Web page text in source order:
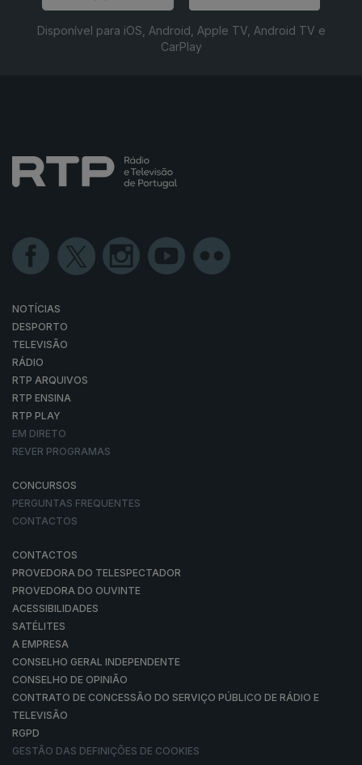
Disponível para iOS, Android, Apple TV, Android TV e
CarPlay
NOTÍCIAS
DESPORTO
TELEVISÃO
RÁDIO
RTP ARQUIVOS
RTP ENSINA
RTP PLAY
EM DIRETO
REVER PROGRAMAS
CONCURSOS
PERGUNTAS FREQUENTES
CONTACTOS
CONTACTOS
PROVEDORA DO TELESPECTADOR
PROVEDORA DO OUVINTE
ACESSIBILIDADES
SATÉLITES
A EMPRESA
CONSELHO GERAL INDEPENDENTE
CONSELHO DE OPINIÃO
CONTRATO DE CONCESSÃO DO SERVIÇO PÚBLICO DE RÁDIO E
TELEVISÃO
RGPD
GESTÃO DAS DEFINIÇÕES DE COOKIES